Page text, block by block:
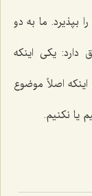
ما به دو
یکی اینکه
اصلاً موضوع
یا نکنیم.